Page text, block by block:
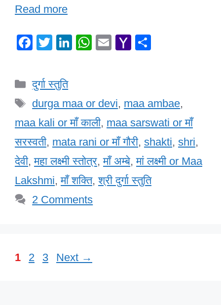
Read more
F
e
b
o
o
k
T
tt
er
Li
dI
n
W
A
p
p
E
Y
o
M
ail
Categories
दुर्गा स्तुति
Tags
durga maa or devi, maa ambae,
maa kali or माँ काली, maa sarswati or माँ
सरस्वती, mata rani or माँ गौरी, shakti, shri,
देवी,महा लक्ष्मी स्तोत्र,माँ अम्बे,मां लक्ष्मी or Maa
Lakshmi,माँ शक्ति,श्री दुर्गा स्तुति
2 Comments
Page
1 Page
2 Page
3 Next →